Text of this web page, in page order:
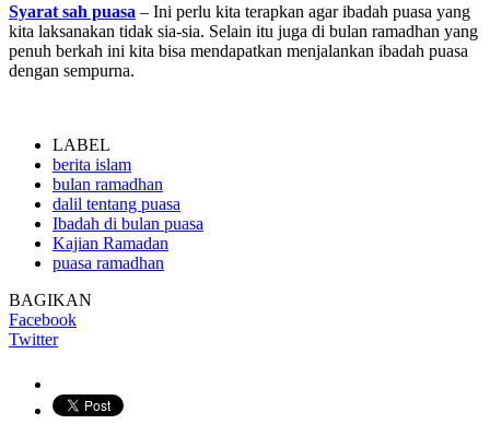
Syarat sah puasa – Ini perlu kita terapkan agar ibadah puasa yang
kita laksanakan tidak sia-sia. Selain itu juga di bulan ramadhan yang
penuh berkah ini kita bisa mendapatkan menjalankan ibadah puasa
dengan sempurna.
LABEL
berita islam
bulan ramadhan
dalil tentang puasa
Ibadah di bulan puasa
Kajian Ramadan
puasa ramadhan
BAGIKAN
Facebook
Twitter